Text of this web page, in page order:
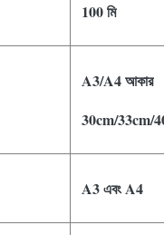
100 মি
A3/A4 আকার
30cm/33cm/
A3 এবং A4